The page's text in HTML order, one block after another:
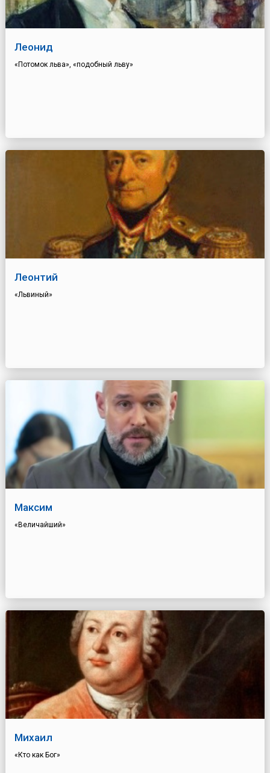
Леонид
«Потомок льва», «подобный льву»
Леонтий
«Львиный»
Максим
«Величайший»
Михаил
«Кто как Бог»